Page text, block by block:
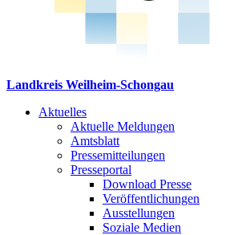
Landkreis Weilheim-Schongau
Aktuelles
Aktuelle Meldungen
Amtsblatt
Pressemitteilungen
Presseportal
Download Presse
Veröffentlichungen
Ausstellungen
Soziale Medien